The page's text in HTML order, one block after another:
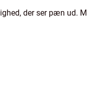
der ser pæn ud.